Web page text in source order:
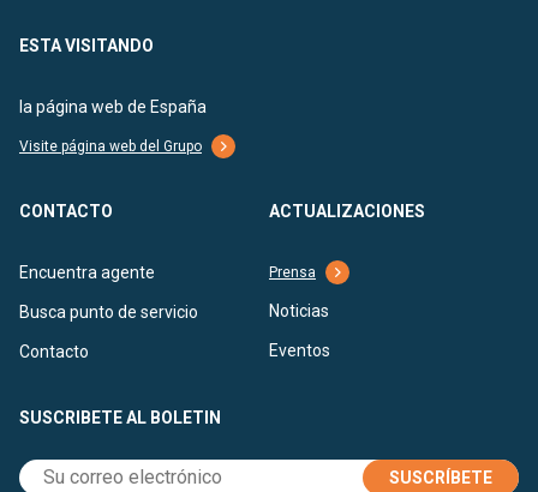
ESTA VISITANDO
la página web de España
Visite página web del Grupo
CONTACTO
Encuentra agente
Busca punto de servicio
Contacto
ACTUALIZACIONES
Prensa
Noticias
Eventos
SUSCRIBETE AL BOLETIN
SUSCRÍBETE